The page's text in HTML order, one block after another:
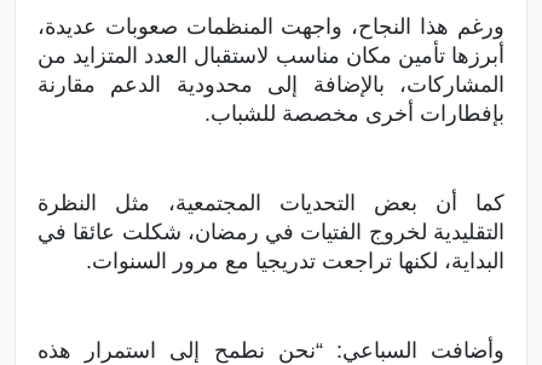
ورغم هذا النجاح، واجهت المنظمات صعوبات عديدة،
أبرزها تأمين مكان مناسب لاستقبال العدد المتزايد من
المشاركات، بالإضافة إلى محدودية الدعم مقارنة
بإفطارات أخرى مخصصة للشباب.
كما أن بعض التحديات المجتمعية، مثل النظرة
التقليدية لخروج الفتيات في رمضان، شكلت عائقا في
البداية، لكنها تراجعت تدريجيا مع مرور السنوات.
وأضافت السباعي: “نحن نطمح إلى استمرار هذه